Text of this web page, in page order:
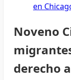
en
Noveno
derecho